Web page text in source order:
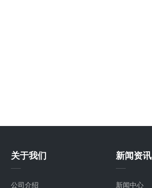
关于我们
公司介绍
新闻资讯
新闻中心